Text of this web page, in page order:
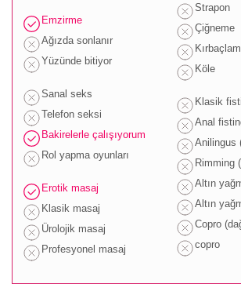
Emzirme
Ağızda sonlanır
Yüzünde bitiyor
Sanal seks
Telefon seksi
Bakirelerle çalışıyorum
Rol yapma oyunları
Erotik masaj
Klasik masaj
Ürolojik masaj
Profesyonel masaj
Strapon
Çiğneme
Köle
Klasik
Anal
Anilingus
Rimming
Altın
Altın
Copro
copro